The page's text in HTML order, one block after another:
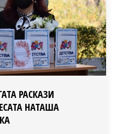
РАСКАЗИ
НАТАША